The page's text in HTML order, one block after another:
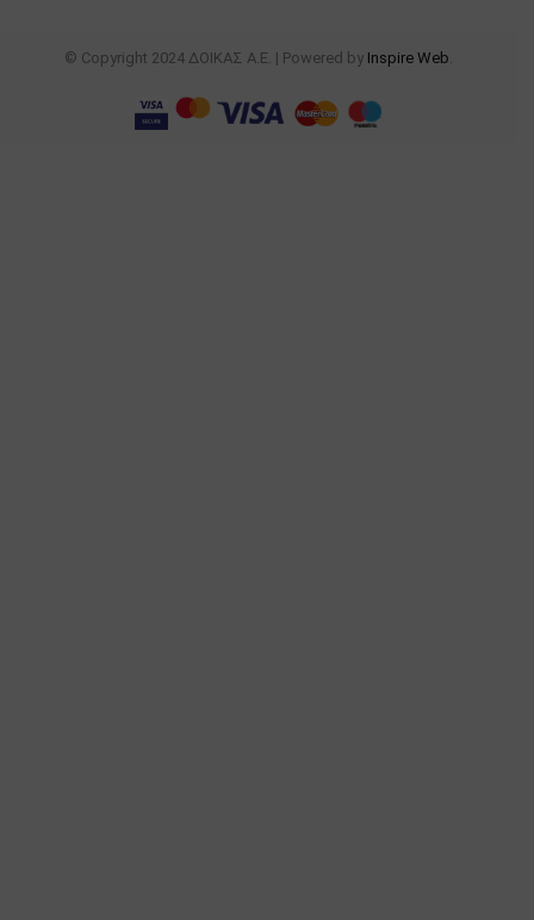
© Copyright 2024 ΔΟΙΚΑΣ Α.Ε. | Powered by Inspire Web.